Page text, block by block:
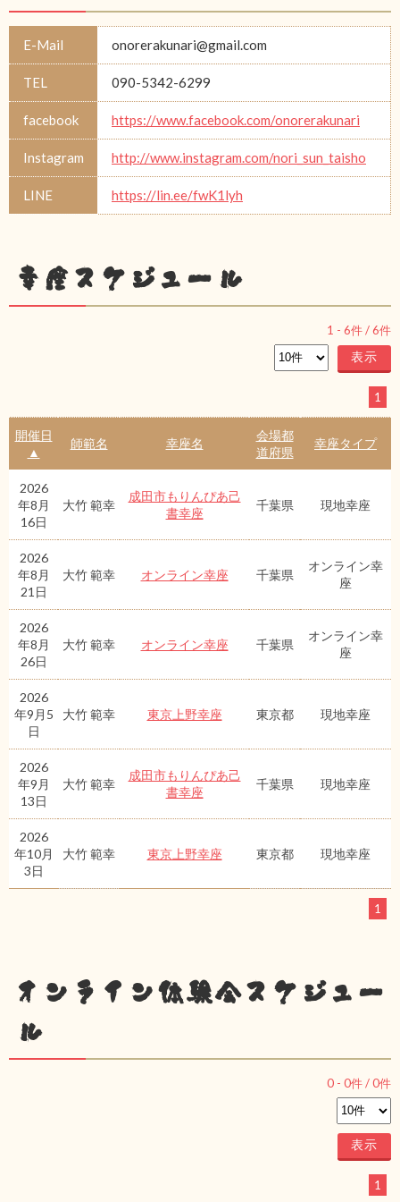
E-Mail onorerakunari@gmail.com
TEL 090-5342-6299
facebook https://www.facebook.com/onorerakunari
Instagram http://www.instagram.com/nori_sun_taisho
LINE https://lin.ee/fwK1lyh
幸座スケジュール
1 - 6件 /6件
1
開催日
▲
師範名 幸座名
会場都
道府県
幸座タイプ
2026
年8月
16日
大竹 範幸
成田市もりんぴあ己
書幸座
千葉県 現地幸座
2026
年8月
21日
大竹 範幸 オンライン幸座 千葉県
オンライン幸
座
2026
年8月
26日
大竹 範幸 オンライン幸座 千葉県
オンライン幸
座
2026
年9月5
日
大竹 範幸 東京上野幸座 東京都 現地幸座
2026
年9月
13日
大竹 範幸
成田市もりんぴあ己
書幸座
千葉県 現地幸座
2026
年10月
3日
大竹 範幸 東京上野幸座 東京都 現地幸座
1
オンライン体験会スケジュー
ル
0 - 0件 /0件
1